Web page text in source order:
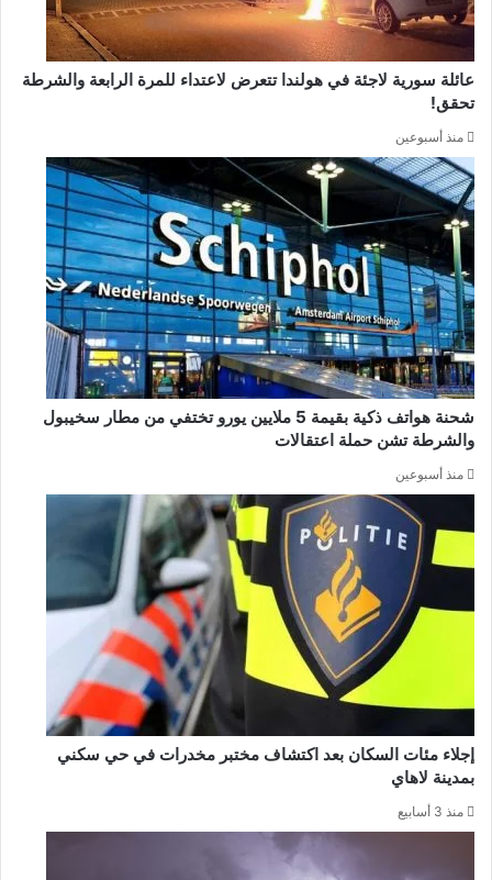
عائلة سورية لاجئة في هولندا تتعرض لاعتداء للمرة الرابعة والشرطة
تحقق!
منذ أسبوعين
شحنة هواتف ذكية بقيمة 5 ملايين يورو تختفي من مطار سخيبول
والشرطة تشن حملة اعتقالات
منذ أسبوعين
إجلاء مئات السكان بعد اكتشاف مختبر مخدرات في حي سكني
بمدينة لاهاي
منذ 3 أسابيع